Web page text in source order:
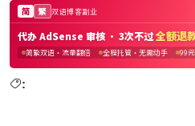
: